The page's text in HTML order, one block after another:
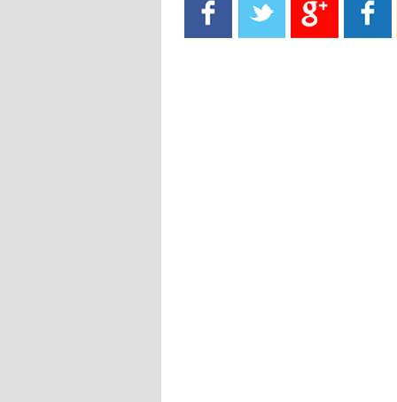
13:40
- 2021/08/15
يوفيتش يعرض خدماته على الإنتير